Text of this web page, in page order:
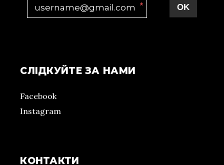
* OK
СЛІДКУЙТЕ ЗА НАМИ
Facebook
Instagram
КОНТАКТИ